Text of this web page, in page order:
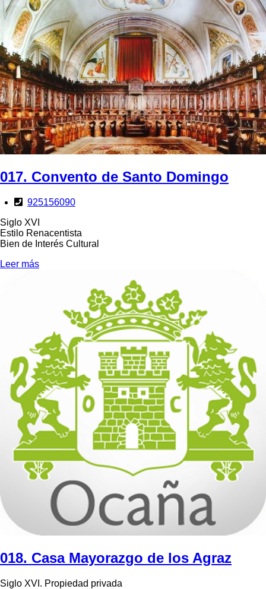
017. Convento de Santo Domingo
925156090
Siglo XVI
Estilo Renacentista
Bien de Interés Cultural
Leer más
018. Casa Mayorazgo de los Agraz
Siglo XVI. Propiedad privada